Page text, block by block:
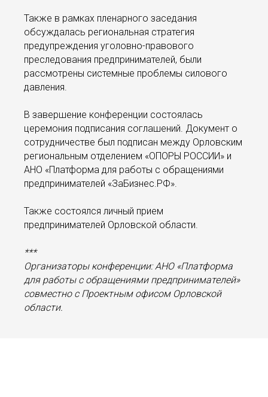
Также в рамках пленарного заседания
обсуждалась региональная стратегия
предупреждения уголовно-правового
преследования предпринимателей, были
рассмотрены системные проблемы силового
давления.
В завершение конференции состоялась
церемония подписания соглашений. Документ о
сотрудничестве был подписан между Орловским
региональным отделением «ОПОРЫ РОССИИ» и
АНО «Платформа для работы с обращениями
предпринимателей «ЗаБизнес.РФ».
Также состоялся личный прием
предпринимателей Орловской области.
***
Организаторы конференции: АНО «Платформа
для работы с обращениями предпринимателей»
совместно с Проектным офисом Орловской
области.